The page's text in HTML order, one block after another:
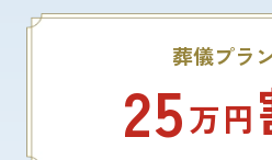
葬儀プラ
25万円